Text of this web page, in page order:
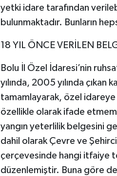
yetki idare tarafından
bulunmaktadır. Bunların
18 YIL ÖNCE VERİLEN
Bolu İl Özel İdaresi’nin
yılında, 2005 yılında
tamamlayarak, özel idareye
özellikle olarak ifade
yangın yeterlilik belgesini
dahil olarak Çevre ve
çerçevesinde hangi itfaiye
düzenlemiştir. Buna göre